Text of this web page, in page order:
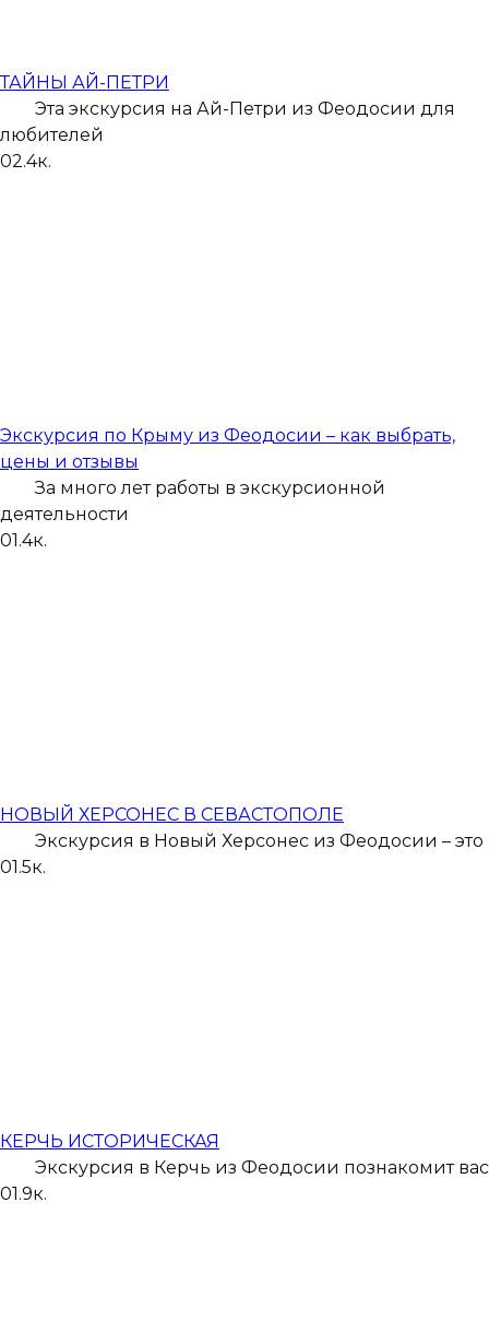
ТАЙНЫ АЙ-ПЕТРИ
Эта экскурсия на Ай-Петри из Феодосии для
любителей
02.4к.
Экскурсия по Крыму из Феодосии – как выбрать,
цены и отзывы
За много лет работы в экскурсионной
деятельности
01.4к.
НОВЫЙ ХЕРСОНЕС В СЕВАСТОПОЛЕ
Экскурсия в Новый Херсонес из Феодосии – это
01.5к.
КЕРЧЬ ИСТОРИЧЕСКАЯ
Экскурсия в Керчь из Феодосии познакомит вас
01.9к.